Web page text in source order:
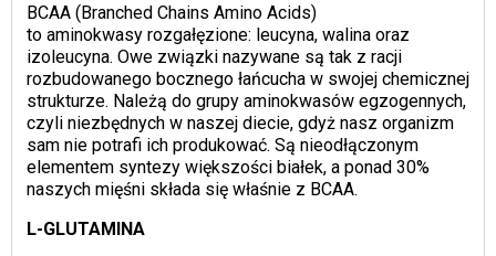
BCAA (Branched Chains Amino Acids)
to aminokwasy rozgałęzione: leucyna, walina oraz
izoleucyna. Owe związki nazywane są tak z racji
rozbudowanego bocznego łańcucha w swojej chemicznej
strukturze. Należą do grupy aminokwasów egzogennych,
czyli niezbędnych w naszej diecie, gdyż nasz organizm
sam nie potrafi ich produkować. Są nieodłączonym
elementem syntezy większości białek, a ponad 30%
naszych mięśni składa się właśnie z BCAA.
L-GLUTAMINA